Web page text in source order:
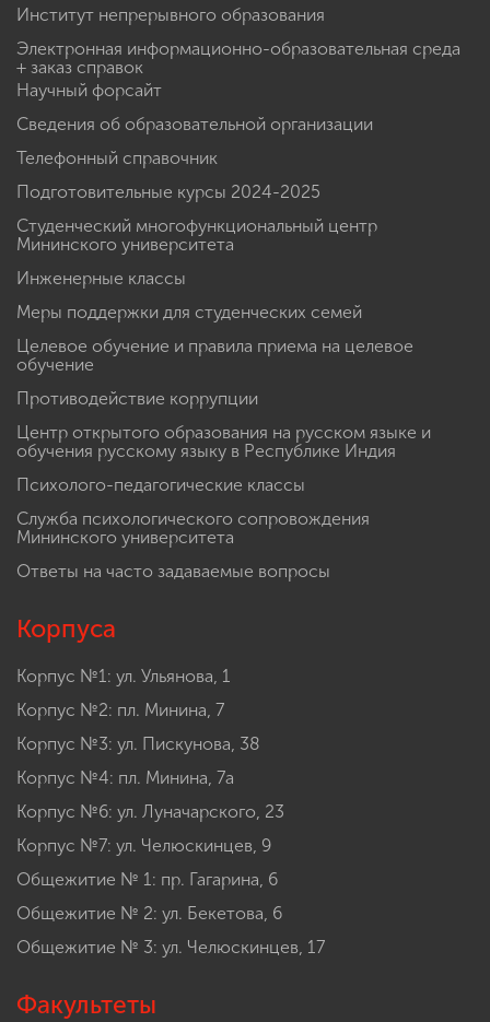
Институт непрерывного образования
Электронная информационно-образовательная среда
+ заказ справок
Научный форсайт
Сведения об образовательной организации
Телефонный справочник
Подготовительные курсы 2024-2025
Студенческий многофункциональный центр
Мининского университета
Инженерные классы
Меры поддержки для студенческих семей
Целевое обучение и правила приема на целевое
обучение
Противодействие коррупции
Центр открытого образования на русском языке и
обучения русскому языку в Республике Индия
Психолого-педагогические классы
Служба психологического сопровождения
Мининского университета
Ответы на часто задаваемые вопросы
Корпуса
Корпус №1: ул. Ульянова, 1
Корпус №2: пл. Минина, 7
Корпус №3: ул. Пискунова, 38
Корпус №4: пл. Минина, 7а
Корпус №6: ул. Луначарского, 23
Корпус №7: ул. Челюскинцев, 9
Общежитие № 1: пр. Гагарина, 6
Общежитие № 2: ул. Бекетова, 6
Общежитие № 3: ул. Челюскинцев, 17
Факультеты